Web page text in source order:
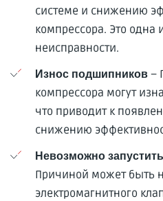
системе и снижению
компрессора. Это
неисправности.
Износ подшипников –
компрессора могут
что приводит к
снижению
Невозможно
Причиной может быть
электромагнитного